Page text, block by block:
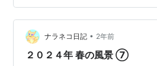
はちょっと遠くに出かけることが
で遠出は避けて、信貴山から高安
にした。高安山のケーブル駅のあ
る。のどか村の裏から歩くといい
ナラネコ日記 • 2年前
２０２４年 春の風景 ⑦